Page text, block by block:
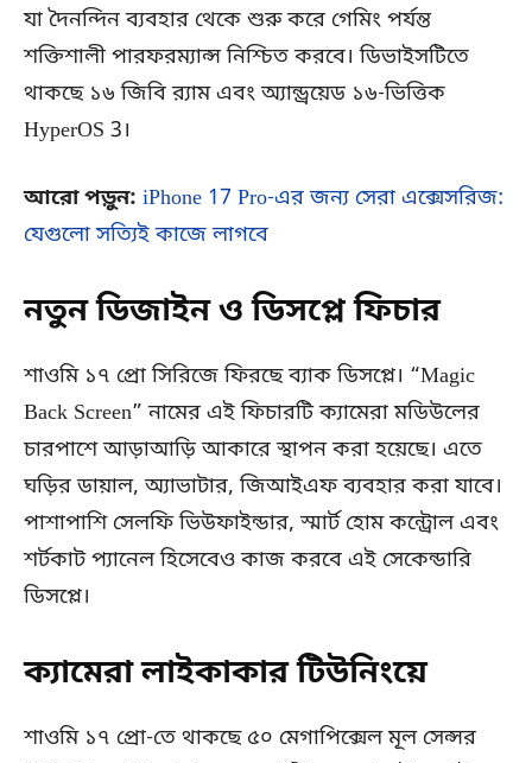
যা দৈনন্দিন ব্যবহার থেকে শুরু করে গেমিং পর্যন্ত
শক্তিশালী পারফরম্যান্স নিশ্চিত করবে। ডিভাইসটিতে
থাকছে ১৬ জিবি র‌্যাম এবং অ্যান্ড্রয়েড ১৬-ভিত্তিক
HyperOS 3।
আরো পড়ুন: iPhone 17 Pro-এর জন্য সেরা এক্সেসরিজ:
যেগুলো সত্যিই কাজে লাগবে
নতুন ডিজাইন ও ডিসপ্লে ফিচার
শাওমি ১৭ প্রো সিরিজে ফিরছে ব্যাক ডিসপ্লে। “Magic
Back Screen” নামের এই ফিচারটি ক্যামেরা মডিউলের
চারপাশে আড়াআড়ি আকারে স্থাপন করা হয়েছে। এতে
ঘড়ির ডায়াল, অ্যাভাটার, জিআইএফ ব্যবহার করা যাবে।
পাশাপাশি সেলফি ভিউফাইন্ডার, স্মার্ট হোম কন্ট্রোল এবং
শর্টকাট প্যানেল হিসেবেও কাজ করবে এই সেকেন্ডারি
ডিসপ্লে।
ক্যামেরা লাইকাকার টিউনিংয়ে
শাওমি ১৭ প্রো-তে থাকছে ৫০ মেগাপিক্সেল মূল সেন্সর